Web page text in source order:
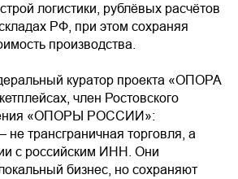
логистики, рублёвых расчётов
РФ, при этом сохраняя
производства.
куратор проекта «ОПОРА
член Ростовского
«ОПОРЫ РОССИИ»:
не трансграничная торговля, а
с российским ИНН. Они
бизнес, но сохраняют